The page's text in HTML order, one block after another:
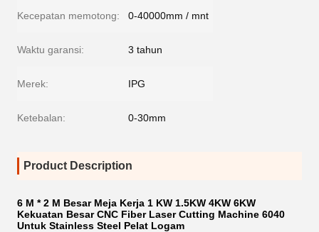
Kecepatan memotong: 0-40000mm / mnt
Waktu garansi: 3 tahun
Merek: IPG
Ketebalan: 0-30mm
Product Description
6 M * 2 M Besar Meja Kerja 1 KW 1.5KW 4KW 6KW
Kekuatan Besar CNC Fiber Laser Cutting Machine 6040
Untuk Stainless Steel Pelat Logam